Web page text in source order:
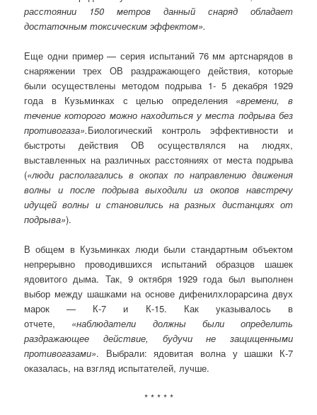
расстоянии 150 метров данный снаряд обладает
достаточным токсическим эффектом».
Еще одни пример — серия испытаний 76 мм артснарядов в
снаряжении трех ОВ раздражающего действия, которые
были осуществлены методом подрыва 1- 5 декабря 1929
года в Кузьминках с целью определения «времени, в
течение которого можно находиться у места подрыва без
противогаза».Биологический контроль эффективности и
быстроты действия ОВ осуществлялся на людях,
выставленных на различных расстояниях от места подрыва
(«люди располагались в окопах по направлению движения
волны и после подрыва выходили из окопов навстречу
идущей волны и становились на разных дистанциях от
подрыва»).
В общем в Кузьминках люди были стандартным объектом
непрерывно проводившихся испытаний образцов шашек
ядовитого дыма. Так, 9 октября 1929 года был выполнен
выбор между шашками на основе дифенилхлорарсина двух
марок — К-7 и К-15. Как указывалось в
отчете, «наблюдатели должны были определить
раздражающее действие, будучи не защищенными
противогазами». Выбрали: ядовитая волна у шашки К-7
оказалась, на взгляд испытателей, лучше.
* * * * *